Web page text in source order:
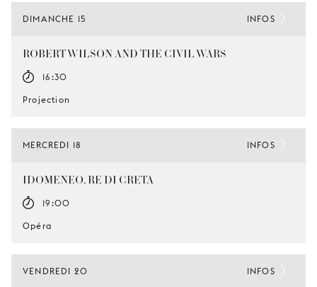
DIMANCHE 15
ROBERT WILSON AND THE CIVIL WARS
16:30
Projection
INFOS
MERCREDI 18
IDOMENEO, RE DI CRETA
19:00
Opéra
INFOS
VENDREDI 20 INFOS